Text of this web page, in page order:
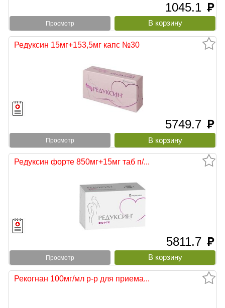
1045.1 руб
Просмотр
Редуксин 15мг+153,5мг капс №30
5749.7 руб
Просмотр
Редуксин форте 850мг+15мг таб п/...
5811.7 руб
Просмотр
Рекогнан 100мг/мл р-р для приема...